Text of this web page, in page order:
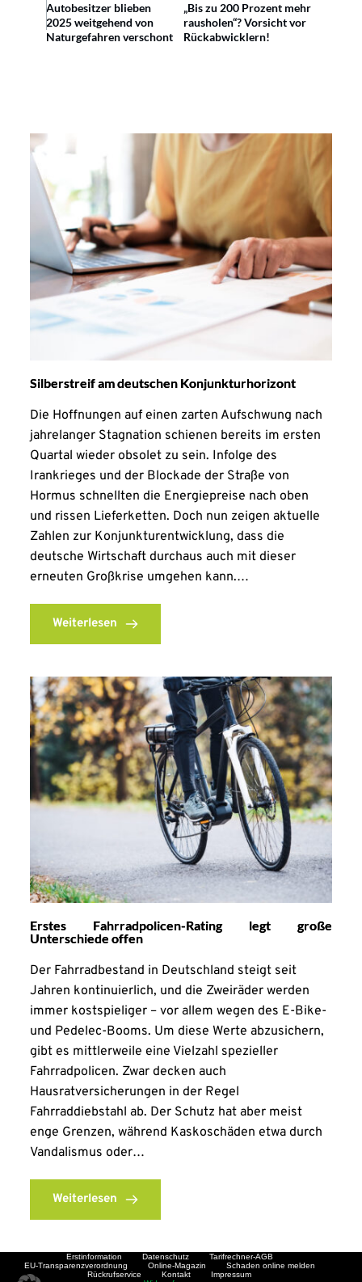
Autobesitzer blieben
2025 weitgehend von
Naturgefahren verschont
„Bis zu 200 Prozent mehr
rausholen“? Vorsicht vor
Rückabwicklern!
Silberstreif am deutschen Konjunkturhorizont
Die Hoffnungen auf einen zarten Aufschwung nach
jahrelanger Stagnation schienen bereits im ersten
Quartal wieder obsolet zu sein. Infolge des
Irankrieges und der Blockade der Straße von
Hormus schnellten die Energiepreise nach oben
und rissen Lieferketten. Doch nun zeigen aktuelle
Zahlen zur Konjunkturentwicklung, dass die
deutsche Wirtschaft durchaus auch mit dieser
erneuten Großkrise umgehen kann.…
Weiterlesen
Erstes Fahrradpolicen-Rating legt große
Unterschiede offen
Der Fahrradbestand in Deutschland steigt seit
Jahren kontinuierlich, und die Zweiräder werden
immer kostspieliger – vor allem wegen des E-Bike-
und Pedelec-Booms. Um diese Werte abzusichern,
gibt es mittlerweile eine Vielzahl spezieller
Fahrradpolicen. Zwar decken auch
Hausratversicherungen in der Regel
Fahrraddiebstahl ab. Der Schutz hat aber meist
enge Grenzen, während Kaskoschäden etwa durch
Vandalismus oder…
Weiterlesen
Erstinformation Datenschutz
Tarifrechner-AGB
EU-Transparenzverordnung
Online-Magazin
Schaden online melden
Rückrufservice
Kontakt
Impressum